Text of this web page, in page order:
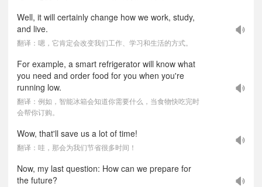
Well, it will certainly change how we work, study,
and live.
翻译：嗯，它肯定会改变我们工作、学习和生活的方式。
For example, a smart refrigerator will know what
you need and order food for you when you're
running low.
翻译：例如，智能冰箱会知道你需要什么，当食物快吃完时
会帮你订购。
Wow, that'll save us a lot of time!
翻译：哇，那会为我们节省很多时间！
Now, my last question: How can we prepare for
the future?